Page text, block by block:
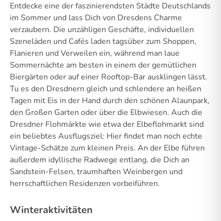
Entdecke eine der faszinierendsten Städte Deutschlands
im Sommer und lass Dich von Dresdens Charme
verzaubern. Die unzähligen Geschäfte, individuellen
Szeneläden und Cafés laden tagsüber zum Shoppen,
Flanieren und Verweilen ein, während man laue
Sommernächte am besten in einem der gemütlichen
Biergärten oder auf einer Rooftop-Bar ausklingen lässt.
Tu es den Dresdnern gleich und schlendere an heißen
Tagen mit Eis in der Hand durch den schönen Alaunpark,
den Großen Garten oder über die Elbwiesen. Auch die
Dresdner Flohmärkte wie etwa der Elbeflohmarkt sind
ein beliebtes Ausflugsziel: Hier findet man noch echte
Vintage-Schätze zum kleinen Preis. An der Elbe führen
außerdem idyllische Radwege entlang, die Dich an
Sandstein-Felsen, traumhaften Weinbergen und
herrschaftlichen Residenzen vorbeiführen.
Winteraktivitäten